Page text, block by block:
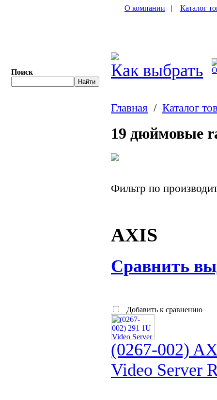
Поиск
О компании | Каталог
Как выбрать
Главная / Каталог
19 дюймовые
Фильтр по
AXIS
Сравнить
Добавить к сравнению
(0267-002)
Video Server